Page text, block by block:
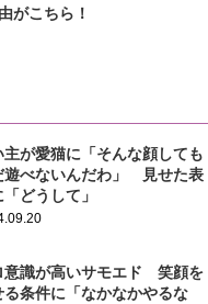
がこちら！
主が愛猫に「そんな顔しても
遊べないんだわ」 見せた表
どうして」
意識が高いサモエド 笑顔を
る条件に「なかなかやるな